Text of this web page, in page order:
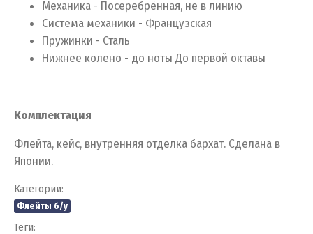
Механика - Посеребрённая, не в линию
Система механики - Французская
Пружинки - Сталь
Нижнее колено - до ноты До первой октавы
Комплектация
Флейта, кейс, внутренняя отделка бархат. Сделана в
Японии.
Категории:
Флейты б/у
Теги: